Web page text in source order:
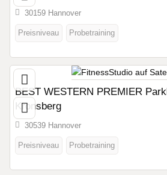
30159 Hannover
Preisniveau Probetraining
BEST WESTERN PREMIER
Kronsberg
30539 Hannover
Preisniveau Probetraining